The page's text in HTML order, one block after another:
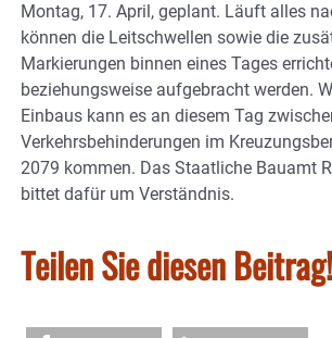
Montag, 17. April, geplant. Läuft alles
können die Leitschwellen sowie die
Markierungen binnen eines Tages
beziehungsweise aufgebracht werden.
Einbaus kann es an diesem Tag
Verkehrsbehinderungen im
2079 kommen. Das Staatliche Bauamt
bittet dafür um Verständnis.
Teilen Sie diesen Beitrag!